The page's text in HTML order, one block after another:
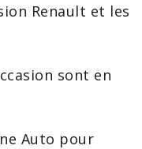
Renault et les
sont en
Auto pour